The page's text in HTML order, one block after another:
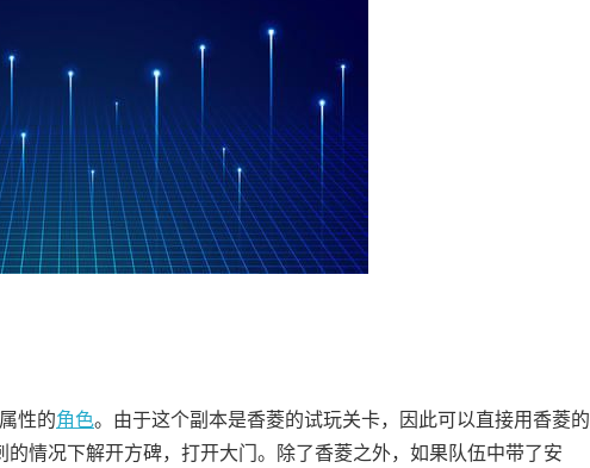
性的角色。由于这个副本是香菱的试玩关卡，因此可以直接用香菱的
情况下解开方碑，打开大门。除了香菱之外，如果队伍中带了安